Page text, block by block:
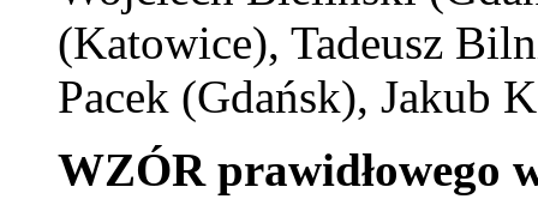
(Katowice), Tadeusz
Pacek (Gdańsk), Jakub
WZÓR prawidłowego